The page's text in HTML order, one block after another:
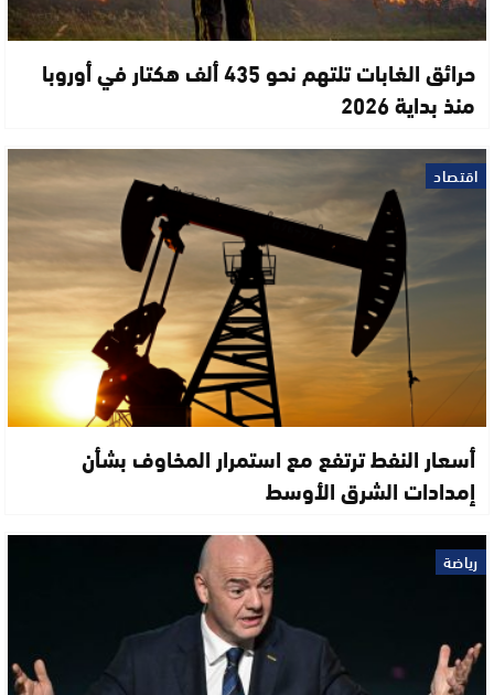
حرائق الغابات تلتهم نحو 435 ألف هكتار في أوروبا
منذ بداية 2026
اقتصاد
أسعار النفط ترتفع مع استمرار المخاوف بشأن
إمدادات الشرق الأوسط
رياضة